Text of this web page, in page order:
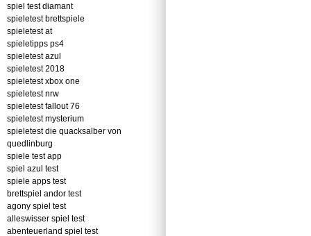
spiel test diamant
spieletest brettspiele
spieletest at
spieletipps ps4
spieletest azul
spieletest 2018
spieletest xbox one
spieletest nrw
spieletest fallout 76
spieletest mysterium
spieletest die quacksalber von
quedlinburg
spiele test app
spiel azul test
spiele apps test
brettspiel andor test
agony spiel test
alleswisser spiel test
abenteuerland spiel test